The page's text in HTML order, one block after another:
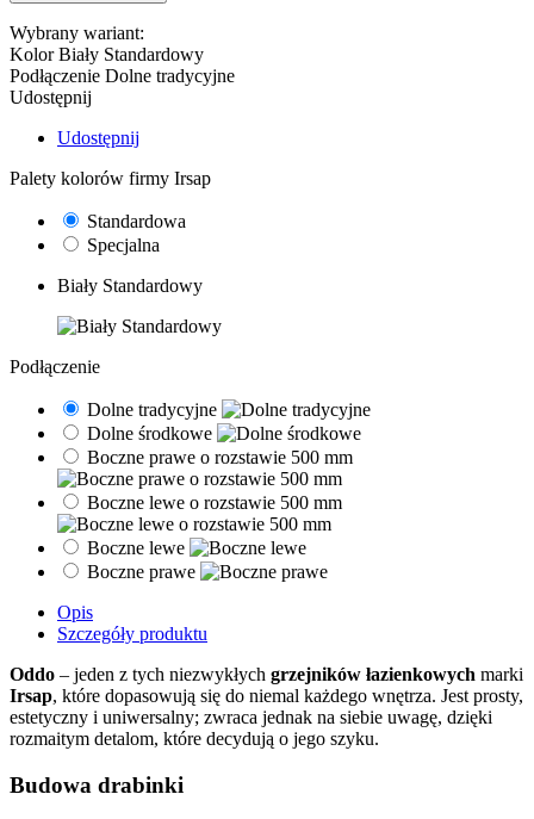
Wybrany wariant:
Kolor Biały Standardowy
Podłączenie Dolne tradycyjne
Udostępnij
Udostępnij
Palety kolorów firmy Irsap
Standardowa
Specjalna
Biały Standardowy
Podłączenie
Dolne tradycyjne
Dolne środkowe
Boczne prawe o rozstawie 500 mm
Boczne lewe o rozstawie 500 mm
Boczne lewe
Boczne prawe
Opis
Szczegóły produktu
Oddo – jeden z tych niezwykłych grzejników łazienkowych marki
Irsap, które dopasowują się do niemal każdego wnętrza. Jest prosty,
estetyczny i uniwersalny; zwraca jednak na siebie uwagę, dzięki
rozmaitym detalom, które decydują o jego szyku.
Budowa drabinki